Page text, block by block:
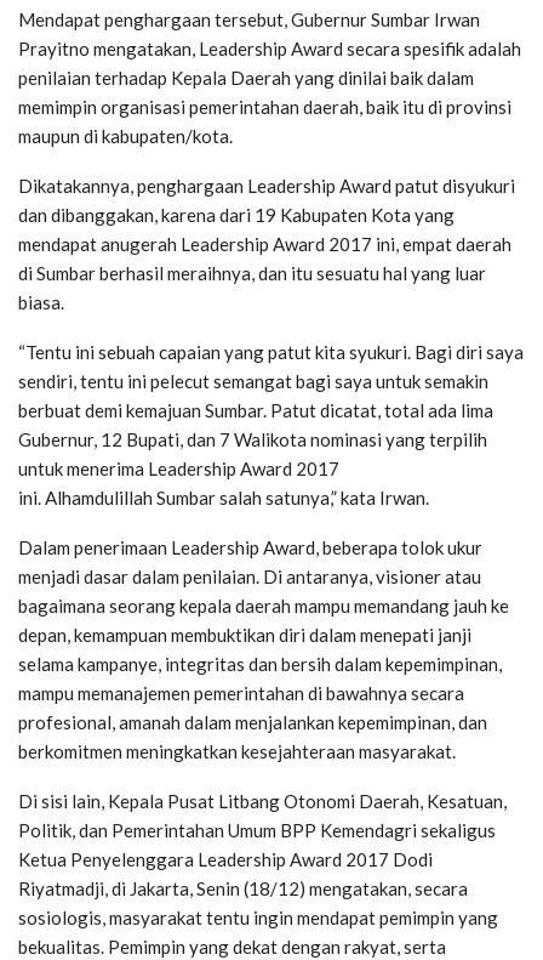
Mendapat penghargaan tersebut, Gubernur Sumbar Irwan
Prayitno mengatakan, Leadership Award secara spesifik adalah
penilaian terhadap Kepala Daerah yang dinilai baik dalam
memimpin organisasi pemerintahan daerah, baik itu di provinsi
maupun di kabupaten/kota.
Dikatakannya, penghargaan Leadership Award patut disyukuri
dan dibanggakan, karena dari 19 Kabupaten Kota yang
mendapat anugerah Leadership Award 2017 ini, empat daerah
di Sumbar berhasil meraihnya, dan itu sesuatu hal yang luar
biasa.
“Tentu ini sebuah capaian yang patut kita syukuri. Bagi diri saya
sendiri, tentu ini pelecut semangat bagi saya untuk semakin
berbuat demi kemajuan Sumbar. Patut dicatat, total ada lima
Gubernur, 12 Bupati, dan 7 Walikota nominasi yang terpilih
untuk menerima Leadership Award 2017
ini. Alhamdulillah Sumbar salah satunya,” kata Irwan.
Dalam penerimaan Leadership Award, beberapa tolok ukur
menjadi dasar dalam penilaian. Di antaranya, visioner atau
bagaimana seorang kepala daerah mampu memandang jauh ke
depan, kemampuan membuktikan diri dalam menepati janji
selama kampanye, integritas dan bersih dalam kepemimpinan,
mampu memanajemen pemerintahan di bawahnya secara
profesional, amanah dalam menjalankan kepemimpinan, dan
berkomitmen meningkatkan kesejahteraan masyarakat.
Di sisi lain, Kepala Pusat Litbang Otonomi Daerah, Kesatuan,
Politik, dan Pemerintahan Umum BPP Kemendagri sekaligus
Ketua Penyelenggara Leadership Award 2017 Dodi
Riyatmadji, di Jakarta, Senin (18/12) mengatakan, secara
sosiologis, masyarakat tentu ingin mendapat pemimpin yang
bekualitas. Pemimpin yang dekat dengan rakyat, serta